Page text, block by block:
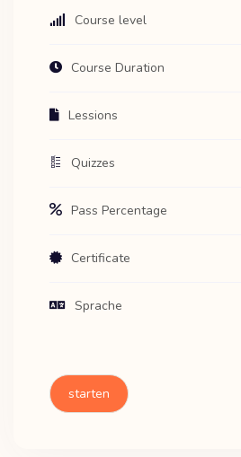
Course level
Course Duration
Lessions
Quizzes
Pass Percentage
Certificate
Sprache
starten